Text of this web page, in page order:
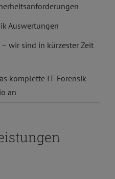
Auswertungen
wir sind in kürzester Zeit
komplette IT-Forensik
an